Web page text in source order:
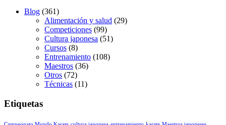
Blog (361)
Alimentación y salud (29)
Competiciones (99)
Cultura japonesa (51)
Cursos (8)
Entrenamiento (108)
Maestros (36)
Otros (72)
Técnicas (11)
Etiquetas